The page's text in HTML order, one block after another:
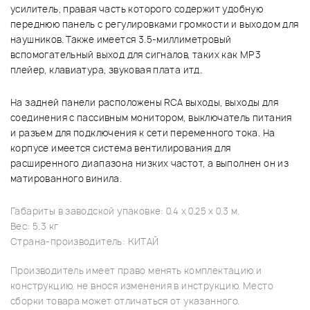
усилитель, правая часть которого содержит удобную
переднюю панель с регулировками громкости и выходом для
наушников. Также имеется 3.5-миллиметровый
вспомогательный выход для сигналов, таких как MP3
плейер, клавиатура, звуковая плата итд.
На задней панели расположены RCA выходы, выходы для
соединения с пассивным монитором, выключатель питания
и разъем для подключения к сети переменного тока. На
корпусе имеется система вентилирования для
расширенного диапазона низких частот, а выполнен он из
матированного винила.
Габариты в заводской упаковке: 0.4 x 0.25 x 0.3 м.
Вес: 5.3 кг
Страна-производитель: КИТАЙ
Производитель имеет право менять комплектацию и
конструкцию, не внося изменения в инструкцию. Место
сборки товара может отличаться от указанного.